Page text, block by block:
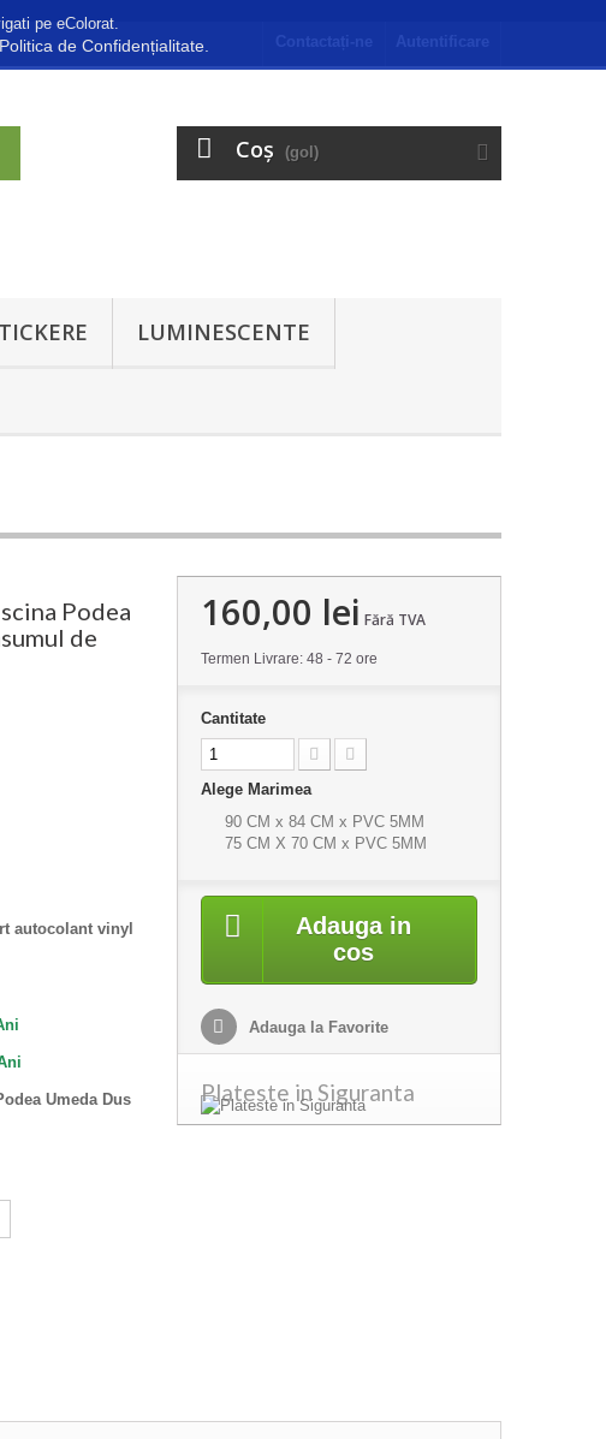
Coş (gol)
LUMINESCENTE
Podea
de
autocolant vinyl
Umeda Dus
160,00 lei Fără TVA
Termen Livrare: 48 - 72 ore
Cantitate
Alege Marimea
90 CM x 84 CM x PVC 5MM
75 CM X 70 CM x PVC 5MM
Adauga in
cos
Adauga la Favorite
Plateste in Siguranta
pe eColorat.
Politica de Confidențialitate.